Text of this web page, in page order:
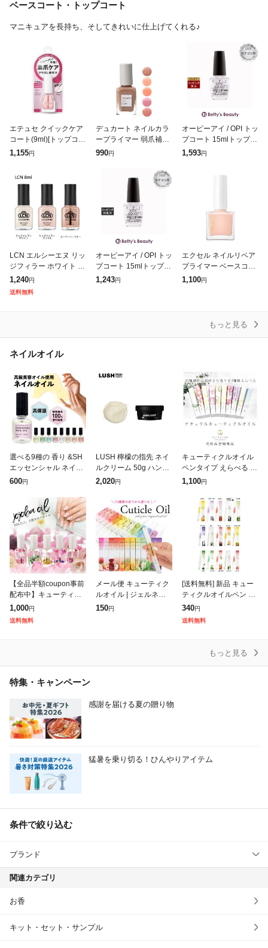
ベースコート・トップコート
マニキュアを長持ち、そしてきれいに仕上げてくれる♪
エテュセ クイックケア
コート(9ml)[トップコー
ト]
1,155円
デュカート ネイルカラ
ープライマー 弱爪補強
ベースコート ハードナ
ートDucato 正規品 ギ
990円
オーピーアイ / OPI トッ
プコート 15mlトップ・
ベースコート OPI
1,593円
LCN エルシーエヌ リッ
ジフィラー ホワイト ピ
ンクA スーパーハード
ナー 8ml 3種類からご
選択 ネイルオイル ベー
1,240円
送料無料
オーピーアイ / OPI トッ
プコート 15mlトップ・
ベースコート OPI
1,243円
エクセル ネイルリペア
プライマー ベースコー
ト(10ml)[トップコート]
1,100円
もっと見る
ネイルオイル
選べる9種の 香り &SH
エッセンシャル ネイル
オイル マニキュア タイ
ケア 爪 爪ケア プチ
600円
LUSH 檸檬の指先 ネイ
ルクリーム 50g ハンド
クリーム ネイルケア 甘
保湿 レモン 柑橘 ささ
くれ
2,020円
キューティクルオイル
ペンタイプ えらべる 3
本セット 化粧品登録商
保湿 乾燥予防 ネイルオ
イル ケア
1,100円
【全品半額coupon事前
配布中】キューティク
ルオイル ホホバオイル
93%以上配合 さかむけ
対策 アロマ | オイル ネ
1,000円
送料無料
メール便 キューティク
ルオイル | ジェルネイ
ル ジェルネイルキット
150円
[送料無料] 新品 キュー
ティクルオイルペン 1
本 15種からご選択 ネイ
ル ジャスミン レモン
ストロベリー アロエ ブ
340円
送料無料
もっと見る
特集・キャンペーン
感謝を届ける夏の贈り物
猛暑を乗り切る！ひんやりアイテム
条件で絞り込む
ブランド
関連カテゴリ
お香
キット・セット・サンプル